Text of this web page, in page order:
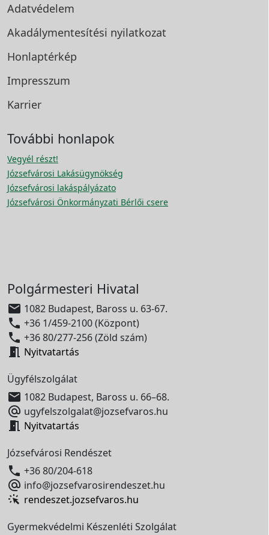
Adatvédelem
Akadálymentesítési nyilatkozat
Honlaptérkép
Impresszum
Karrier
További honlapok
Vegyél részt!
Józsefvárosi Lakásügynökség
Józsefvárosi lakáspályázato
Józsefvárosi Önkormányzati Bérlői csere
Polgármesteri Hivatal
 1082 Budapest, Baross u. 63-67.
 +36 1/459-2100 (Központ)
 +36 80/277-256 (Zöld szám)
 Nyitvatartás
Ügyfélszolgálat
 1082 Budapest, Baross u. 66–68.
 ugyfelszolgalat@jozsefvaros.hu
 Nyitvatartás
Józsefvárosi Rendészet
 +36 80/204-618
 info@jozsefvarosirendeszet.hu
rendeszet.jozsefvaros.hu
Gyermekvédelmi Készenléti Szolgálat